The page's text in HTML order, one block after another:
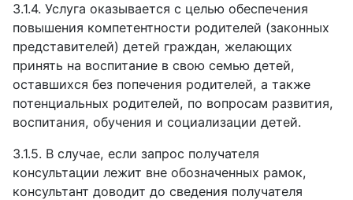
3.1.4. Услуга оказывается с целью обеспечения
повышения компетентности родителей (законных
представителей) детей граждан, желающих
принять на воспитание в свою семью детей,
оставшихся без попечения родителей, а также
потенциальных родителей, по вопросам развития,
воспитания, обучения и социализации детей.
3.1.5. В случае, если запрос получателя
консультации лежит вне обозначенных рамок,
консультант доводит до сведения получателя